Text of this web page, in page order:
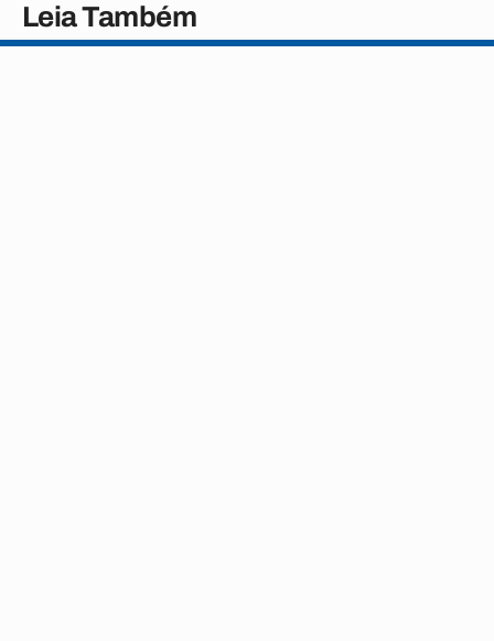
Leia Também